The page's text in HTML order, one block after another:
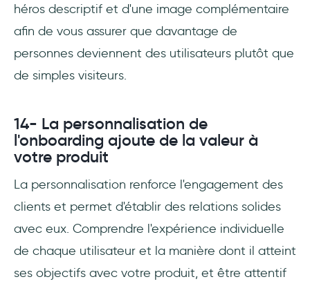
héros descriptif et d'une image complémentaire
afin de vous assurer que davantage de
personnes deviennent des utilisateurs plutôt que
de simples visiteurs.
14- La personnalisation de
l'onboarding ajoute de la valeur à
votre produit
La personnalisation renforce l'engagement des
clients et permet d'établir des relations solides
avec eux. Comprendre l'expérience individuelle
de chaque utilisateur et la manière dont il atteint
ses objectifs avec votre produit, et être attentif